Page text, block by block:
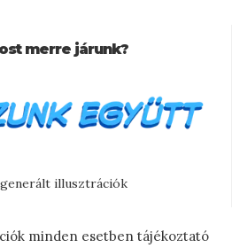
merre járunk?
illusztrációk
minden esetben tájékoztató